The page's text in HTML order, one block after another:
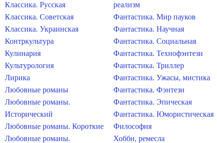
Классика. Русская
Классика. Советская
Классика. Украинская
Контркультура
Кулинария
Культурология
Лирика
Любовные романы
Любовные романы.
Исторический
Любовные романы. Короткие
Любовные романы.
реализм
Фантастика. Мир пауков
Фантастика. Научная
Фантастика. Социальная
Фантастика. Технофэнтези
Фантастика. Триллер
Фантастика. Ужасы, мистика
Фантастика. Фэнтези
Фантастика. Эпическая
Фантастика. Юмористическая
Философия
Хобби, ремесла